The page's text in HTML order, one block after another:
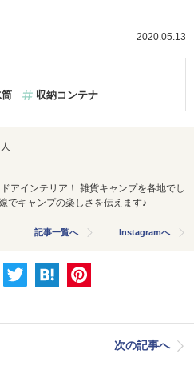
2020.05.13
収納コンテナ
アインテリア！ 雑貨キャンプを各地でし
でキャンプの楽しさを伝えます♪
記事一覧へ Instagramへ
次の記事へ